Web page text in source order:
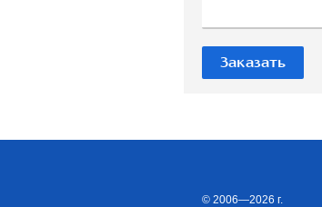
© 2006—2026 г.